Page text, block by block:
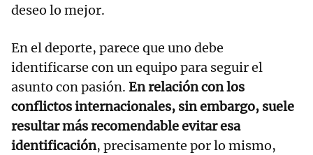
deseo lo mejor.
En el deporte, parece que uno debe
identificarse con un equipo para seguir el
asunto con pasión. En relación con los
conflictos internacionales, sin embargo, suele
resultar más recomendable evitar esa
identificación, precisamente por lo mismo,